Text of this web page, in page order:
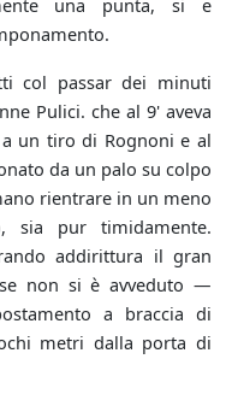
una punta, si e
col passar dei minuti
Pulici. che al 9' aveva
un tiro di Rognoni e al
da un palo su colpo
rientrare in un meno
sia pur timidamente.
addirittura il gran
non si è avveduto —
a braccia di
metri dalla porta di